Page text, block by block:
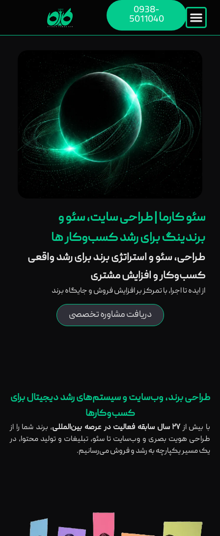
0938-
5011040
سئو کارما | طراحی سایت، سئو و
برندینگ برای رشد کسب‌وکار ها
طراحی، سئو و استراتژی برند برای رشد واقعی
کسب‌وکار و افزایش مشتری
از ایده تا اجرا، با تمرکز بر افزایش فروش و جایگاه برند
دریافت مشاوره تخصصی
طراحی برند، وب‌سایت و سیستم‌های رشد دیجیتال برای
کسب‌وکارها
با بیش از ۲۷ سال سابقه فعالیت در عرصه بین‌المللی
، برند شما را از
طراحی هویت بصری و وب‌سایت تا سئو، تبلیغات و تولید محتوا، در
یک مسیر یکپارچه به رشد و فروش می‌رسانیم.